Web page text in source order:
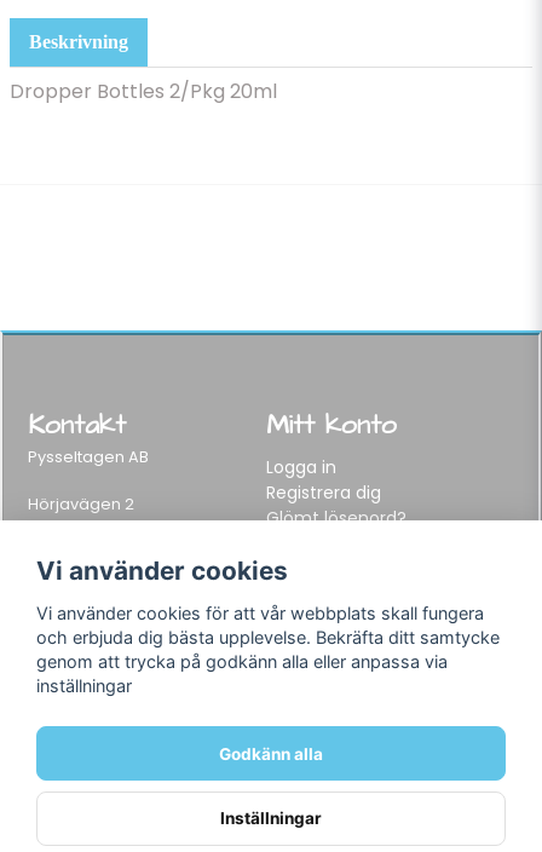
Beskrivning
Dropper Bottles 2/Pkg 20ml
Kontakt
Pysseltagen AB
Hörjavägen 2
282 34 Tyringe, Sweden
E-post:info@pysseltagen.se
Mitt konto
Logga in
Registrera dig
Glömt lösenord?
Info
Varumärken
Om oss
Kontakt
Följ oss
Vi använder cookies
Vi använder cookies för att vår webbplats skall fungera
och erbjuda dig bästa upplevelse. Bekräfta ditt samtycke
genom att trycka på godkänn alla eller anpassa via
inställningar
Godkänn alla
Inställningar